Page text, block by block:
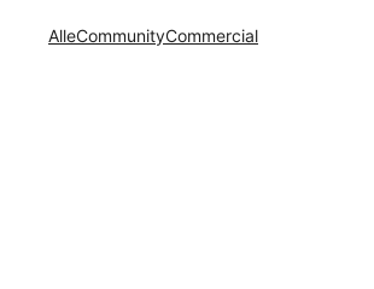
AlleCommunityCommercial